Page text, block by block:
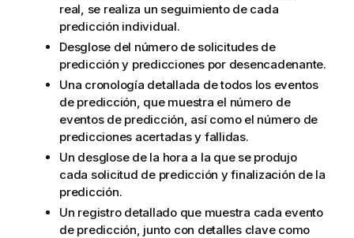
real, se realiza un seguimiento de cada
predicción individual.
Desglose del número de solicitudes de
predicción y predicciones por desencadenante.
Una cronología detallada de todos los eventos
de predicción, que muestra el número de
eventos de predicción, así como el número de
predicciones acertadas y fallidas.
Un desglose de la hora a la que se produjo
cada solicitud de predicción y finalización de la
predicción.
Un registro detallado que muestra cada evento
de predicción, junto con detalles clave como